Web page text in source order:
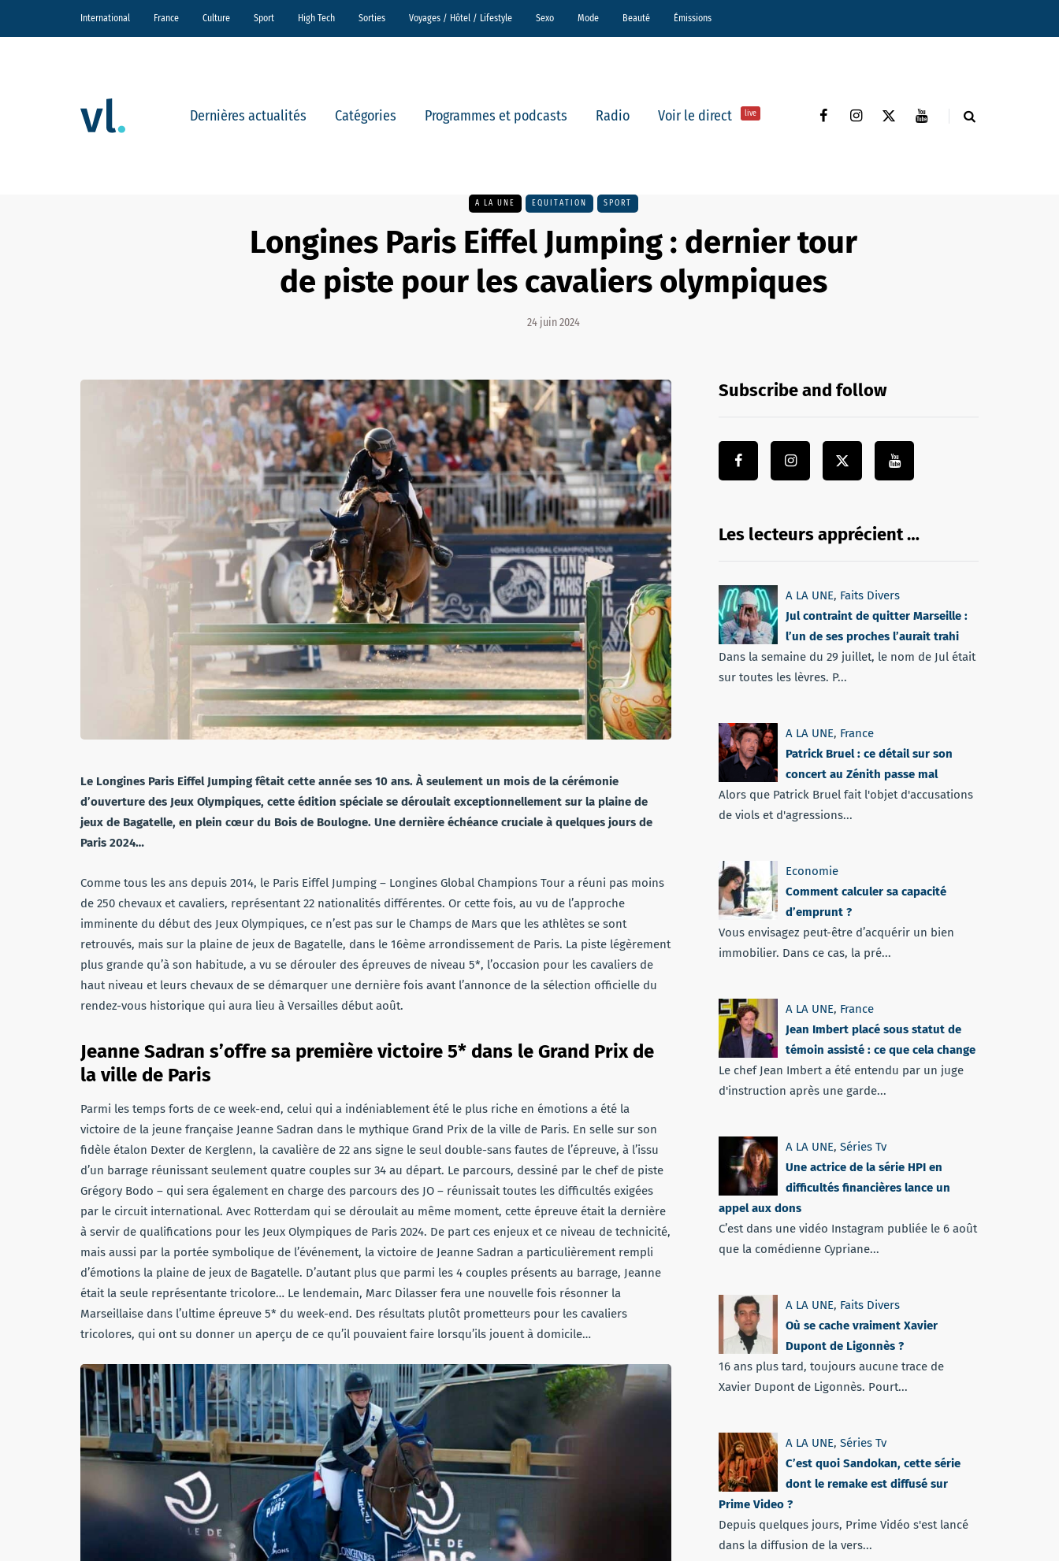
International France Culture Sport High Tech Sorties Voyages / Hôtel / Lifestyle Sexo Mode Beauté Émissions
Dernières actualités Catégories Programmes et podcasts Radio Voir le direct live
A LA UNE EQUITATION SPORT
Longines Paris Eiffel Jumping : dernier tour
de piste pour les cavaliers olympiques
24 juin 2024
Le Longines Paris Eiffel Jumping fêtait cette année ses 10 ans. À seulement un mois de la cérémonie
d’ouverture des Jeux Olympiques, cette édition spéciale se déroulait exceptionnellement sur la plaine de
jeux de Bagatelle, en plein cœur du Bois de Boulogne. Une dernière échéance cruciale à quelques jours de
Paris 2024…
Comme tous les ans depuis 2014, le Paris Eiffel Jumping – Longines Global Champions Tour a réuni pas moins
de 250 chevaux et cavaliers, représentant 22 nationalités différentes. Or cette fois, au vu de l’approche
imminente du début des Jeux Olympiques, ce n’est pas sur le Champs de Mars que les athlètes se sont
retrouvés, mais sur la plaine de jeux de Bagatelle, dans le 16ème arrondissement de Paris. La piste légèrement
plus grande qu’à son habitude, a vu se dérouler des épreuves de niveau 5*, l’occasion pour les cavaliers de
haut niveau et leurs chevaux de se démarquer une dernière fois avant l’annonce de la sélection officielle du
rendez-vous historique qui aura lieu à Versailles début août.
Jeanne Sadran s’offre sa première victoire 5* dans le Grand Prix de
la ville de Paris
Parmi les temps forts de ce week-end, celui qui a indéniablement été le plus riche en émotions a été la
victoire de la jeune française Jeanne Sadran dans le mythique Grand Prix de la ville de Paris. En selle sur son
fidèle étalon Dexter de Kerglenn, la cavalière de 22 ans signe le seul double-sans fautes de l’épreuve, à l’issu
d’un barrage réunissant seulement quatre couples sur 34 au départ. Le parcours, dessiné par le chef de piste
Grégory Bodo – qui sera également en charge des parcours des JO – réunissait toutes les difficultés exigées
par le circuit international. Avec Rotterdam qui se déroulait au même moment, cette épreuve était la dernière
à servir de qualifications pour les Jeux Olympiques de Paris 2024. De part ces enjeux et ce niveau de technicité,
mais aussi par la portée symbolique de l’événement, la victoire de Jeanne Sadran a particulièrement rempli
d’émotions la plaine de jeux de Bagatelle. D’autant plus que parmi les 4 couples présents au barrage, Jeanne
était la seule représentante tricolore… Le lendemain, Marc Dilasser fera une nouvelle fois résonner la
Marseillaise dans l’ultime épreuve 5* du week-end. Des résultats plutôt prometteurs pour les cavaliers
tricolores, qui ont su donner un aperçu de ce qu’il pouvaient faire lorsqu’ils jouent à domicile…
Subscribe and follow
Les lecteurs apprécient …
A LA UNE, Faits Divers
Jul contraint de quitter Marseille :
l’un de ses proches l’aurait trahi
Dans la semaine du 29 juillet, le nom de Jul était
sur toutes les lèvres. P...
A LA UNE, France
Patrick Bruel : ce détail sur son
concert au Zénith passe mal
Alors que Patrick Bruel fait l'objet d'accusations
de viols et d'agressions...
Economie
Comment calculer sa capacité
d’emprunt ?
Vous envisagez peut-être d’acquérir un bien
immobilier. Dans ce cas, la pré...
A LA UNE, France
Jean Imbert placé sous statut de
témoin assisté : ce que cela change
Le chef Jean Imbert a été entendu par un juge
d'instruction après une garde...
A LA UNE, Séries Tv
Une actrice de la série HPI en
difficultés financières lance un
appel aux dons
C’est dans une vidéo Instagram publiée le 6 août
que la comédienne Cypriane...
A LA UNE, Faits Divers
Où se cache vraiment Xavier
Dupont de Ligonnès ?
16 ans plus tard, toujours aucune trace de
Xavier Dupont de Ligonnès. Pourt...
A LA UNE, Séries Tv
C’est quoi Sandokan, cette série
dont le remake est diffusé sur
Prime Video ?
Depuis quelques jours, Prime Vidéo s'est lancé
dans la diffusion de la vers...